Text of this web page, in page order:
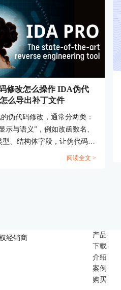
修改怎么操作 IDA伪代
么导出补丁文件
伪代码修改，通常分两类：
示与语义”，例如改函数名、
、结构体字段，让伪代码更
一类是“改二进制行为”，也就
阅读全文 >
经销商
产品
下载
介绍
案例
购买